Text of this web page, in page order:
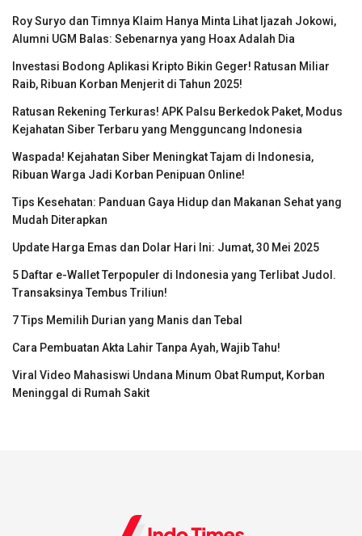
Roy Suryo dan Timnya Klaim Hanya Minta Lihat Ijazah Jokowi,
Alumni UGM Balas: Sebenarnya yang Hoax Adalah Dia
Investasi Bodong Aplikasi Kripto Bikin Geger! Ratusan Miliar
Raib, Ribuan Korban Menjerit di Tahun 2025!
Ratusan Rekening Terkuras! APK Palsu Berkedok Paket, Modus
Kejahatan Siber Terbaru yang Mengguncang Indonesia
Waspada! Kejahatan Siber Meningkat Tajam di Indonesia,
Ribuan Warga Jadi Korban Penipuan Online!
Tips Kesehatan: Panduan Gaya Hidup dan Makanan Sehat yang
Mudah Diterapkan
Update Harga Emas dan Dolar Hari Ini: Jumat, 30 Mei 2025
5 Daftar e-Wallet Terpopuler di Indonesia yang Terlibat Judol.
Transaksinya Tembus Triliun!
7 Tips Memilih Durian yang Manis dan Tebal
Cara Pembuatan Akta Lahir Tanpa Ayah, Wajib Tahu!
Viral Video Mahasiswi Undana Minum Obat Rumput, Korban
Meninggal di Rumah Sakit